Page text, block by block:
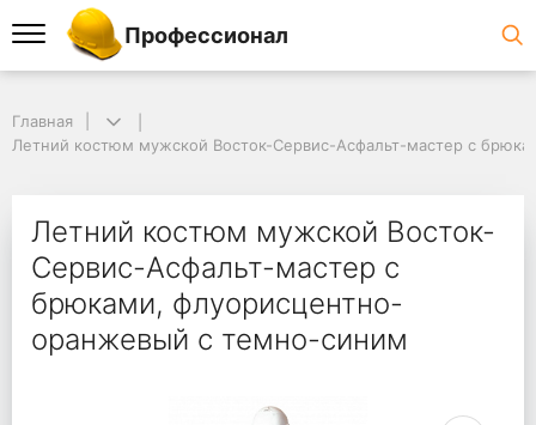
Профессионал
Главная
Летний костюм мужской Восток-Сервис-Асфальт-мастер с
Летний костюм мужской Восток-
Сервис-Асфальт-мастер с
брюками, флуорисцентно-
оранжевый с темно-синим